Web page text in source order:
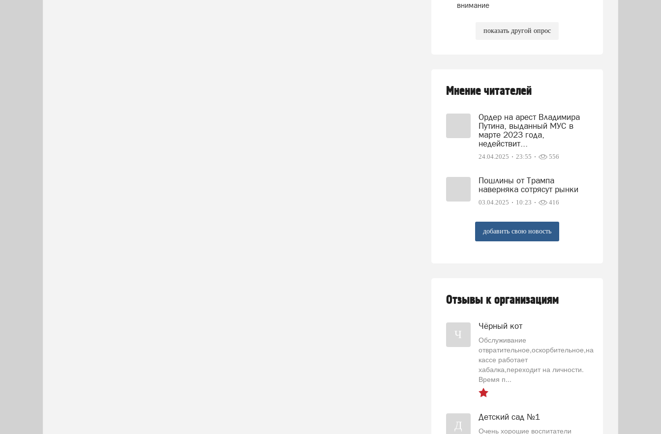
внимание
показать другой опрос
Мнение читателей
Ордер на арест Владимира
Путина, выданный МУС в
марте 2023 года,
недействит...
24.04.2025 23:55 556
Пошлины от Трампа
наверняка сотрясут рынки
03.04.2025 10:23 416
добавить свою новость
Отзывы к организациям
Ч
Чёрный кот
Обслуживание
отвратительное,оскорбительное,на
кассе работает
хабалка,переходит на личности.
Время п...
Д
Детский сад №1
Очень хорошие воспитатели